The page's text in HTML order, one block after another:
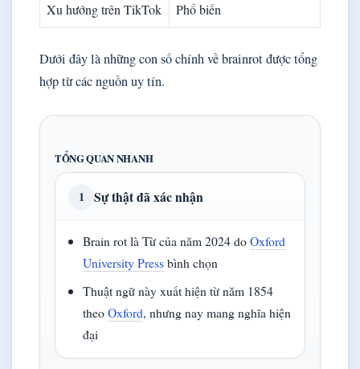
Xu hướng trên TikTok Phổ biến
Dưới đây là những con số chính về brainrot được tổng
hợp từ các nguồn uy tín.
TỔNG QUAN NHANH
1 Sự thật đã xác nhận
Brain rot là Từ của năm 2024 doOxford
University Pressbình chọn
Thuật ngữ này xuất hiện từ năm 1854
theoOxford, nhưng nay mang nghĩa hiện
đại